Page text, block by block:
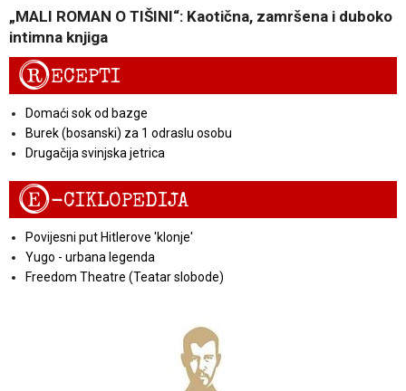
„MALI ROMAN O TIŠINI“: Kaotična, zamršena i duboko
intimna knjiga
RECEPTI
Domaći sok od bazge
Burek (bosanski) za 1 odraslu osobu
Drugačija svinjska jetrica
E-CIKLOPEDIJA
Povijesni put Hitlerove 'klonje'
Yugo - urbana legenda
Freedom Theatre (Teatar slobode)